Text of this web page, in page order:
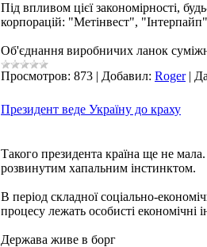
Під впливом цієї закономірності,
корпорацій: "Метінвест",
Об'єднання виробничих ланок
Просмотров: 873 | Добавил: Roger |
Президент веде Україну до краху
Такого президента країна ще не
розвинутим хапальним інстинктом.
В період складної соціально-
процесу лежать особисті економічні
Держава живе в борг